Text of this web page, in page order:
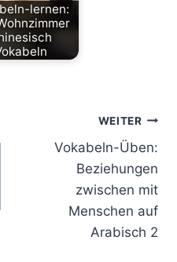
lernen:
WEITER
Vokabeln-Üben:
Beziehungen
zwischen mit
Menschen auf
Arabisch 2